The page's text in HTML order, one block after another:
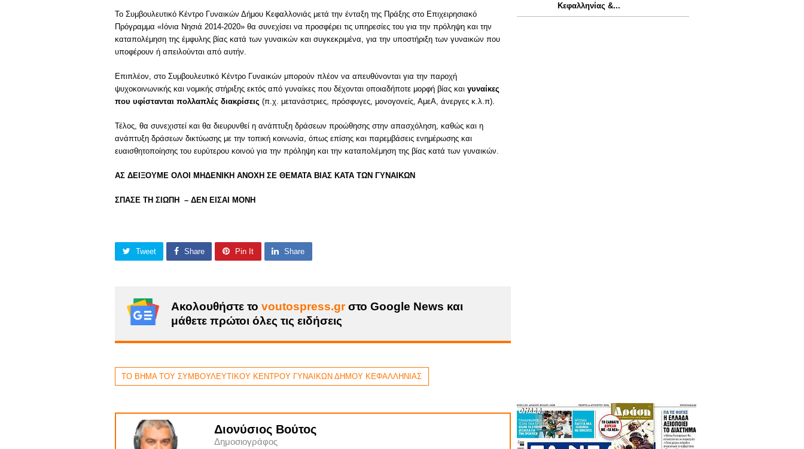
Το Συμβουλευτικό Κέντρο Γυναικών Δήμου Κεφαλλονιάς μετά την ένταξη της Πράξης στο Επιχειρησιακό
Πρόγραμμα «Ιόνια Νησιά 2014-2020» θα συνεχίσει να προσφέρει τις υπηρεσίες του για την πρόληψη και την
καταπολέμηση της έμφυλης βίας κατά των γυναικών και συγκεκριμένα, για την υποστήριξη των γυναικών που
υποφέρουν ή απειλούνται από αυτήν.
Επιπλέον, στο Συμβουλευτικό Κέντρο Γυναικών μπορούν πλέον να απευθύνονται για την παροχή
ψυχοκοινωνικής και νομικής στήριξης εκτός από γυναίκες που δέχονται οποιαδήποτε μορφή βίας και γυναίκες
που υφίστανται πολλαπλές διακρίσεις (π.χ. μετανάστριες, πρόσφυγες, μονογονείς, ΑμεΑ, άνεργες κ.λ.π).
Τέλος, θα συνεχιστεί και θα διευρυνθεί η ανάπτυξη δράσεων προώθησης στην απασχόληση, καθώς και η
ανάπτυξη δράσεων δικτύωσης με την τοπική κοινωνία, όπως επίσης και παρεμβάσεις ενημέρωσης και
ευαισθητοποίησης του ευρύτερου κοινού για την πρόληψη και την καταπολέμηση της βίας κατά των γυναικών.
ΑΣ ΔΕΙΞΟΥΜΕ ΟΛΟΙ ΜΗΔΕΝΙΚΗ ΑΝΟΧΗ ΣΕ ΘΕΜΑΤΑ ΒΙΑΣ ΚΑΤΑ ΤΩΝ ΓΥΝΑΙΚΩΝ
ΣΠΑΣΕ ΤΗ ΣΙΩΠΗ – ΔΕΝ ΕΙΣΑΙ ΜΟΝΗ
Tweet Share Pin It Share
Ακολουθήστε τοvoutospress.grστο Google News και
μάθετε πρώτοι όλες τις ειδήσεις
ΤΟ ΒΗΜΑ ΤΟΥ ΣΥΜΒΟΥΛΕΥΤΙΚΟΥ ΚΕΝΤΡΟΥ ΓΥΝΑΙΚΩΝ ΔΗΜΟΥ ΚΕΦΑΛΛΗΝΙΑΣ
Διονύσιος Βούτος
Δημοσιογράφος
Κεφαλληνίας &...